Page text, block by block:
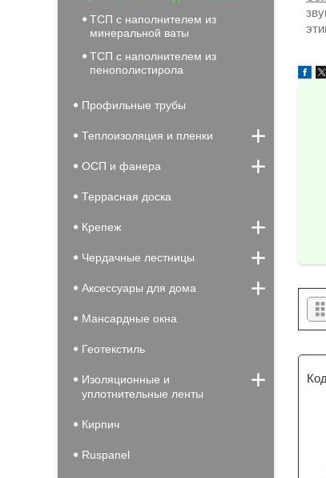
ТСП с наполнителем из
минеральной ваты
ТСП с наполнителем из
пенополистирола
Профильные трубы
Теплоизоляция и пленки
ОСП и фанера
Террасная доска
Крепеж
Чердачные лестницы
Аксессуары для дома
Мансардные окна
Геотекстиль
Изоляционные и
уплотнительные ленты
Кирпич
Ruspanel